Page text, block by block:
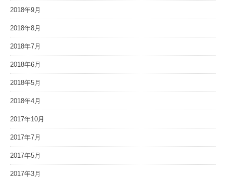
2018年9月
2018年8月
2018年7月
2018年6月
2018年5月
2018年4月
2017年10月
2017年7月
2017年5月
2017年3月